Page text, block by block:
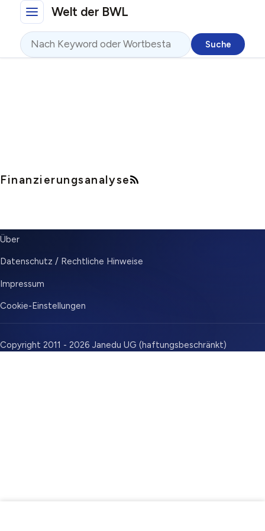
Direkt zum InhaltWelt der BWL
Suche
Finanzierungsanalyse
SUBMENU
Über
Datenschutz / Rechtliche Hinweise
Impressum
Cookie-Einstellungen
Copyright 2011 - 2026 Janedu UG (haftungsbeschränkt)